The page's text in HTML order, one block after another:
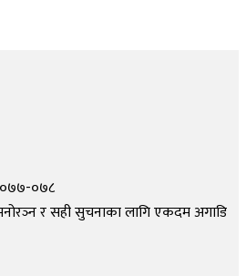
०७८
र सही सुचनाका लागि एकदम अगाडि